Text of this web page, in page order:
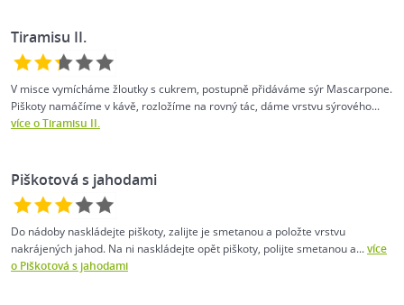
Tiramisu II.
V misce vymícháme žloutky s cukrem, postupně přidáváme sýr Mascarpone.
Piškoty namáčíme v kávě, rozložíme na rovný tác, dáme vrstvu sýrového...
více o Tiramisu II.
Piškotová s jahodami
Do nádoby naskládejte piškoty, zalijte je smetanou a položte vrstvu
nakrájených jahod. Na ni naskládejte opět piškoty, polijte smetanou a...více
o Piškotová s jahodami